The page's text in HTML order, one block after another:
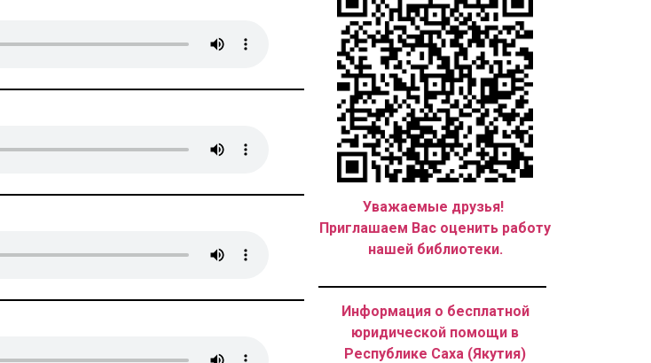
Уважаемые друзья!
Приглашаем Вас оценить работу
нашей библиотеки.
Информация о бесплатной
юридической помощи в
Республике Саха (Якутия)